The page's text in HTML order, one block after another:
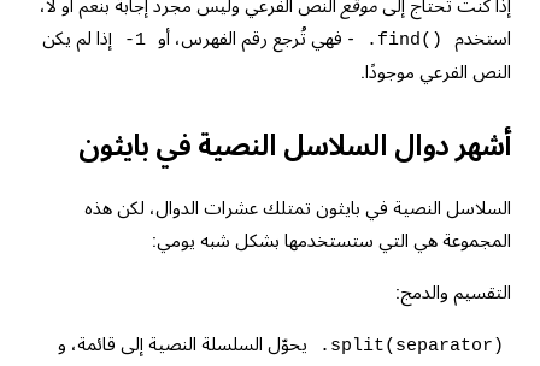
إذا كنت تحتاج إلى موقع النص الفرعي وليس مجرد إجابة بنعم أو لا،
استخدم
.find() - فهي تُرجع رقم الفهرس، أو -1
إذا لم يكن
النص الفرعي موجودًا.
أشهر دوال السلاسل النصية في بايثون
السلاسل النصية في بايثون تمتلك عشرات الدوال، لكن هذه
المجموعة هي التي ستستخدمها بشكل شبه يومي:
التقسيم والدمج:
.split(separator) يحوّل السلسلة النصية إلى قائمة، و